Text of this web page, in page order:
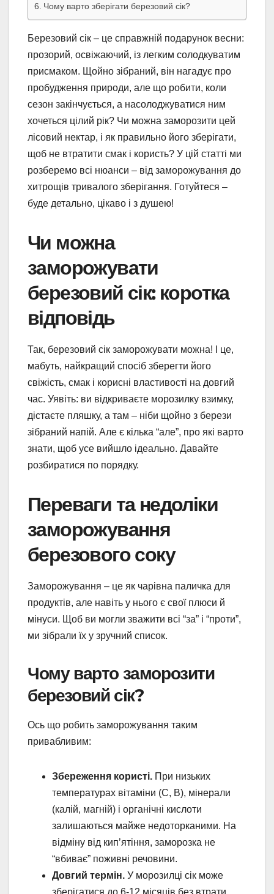
Чому варто зберігати березовий сік?
Березовий сік – це справжній подарунок весни:
прозорий, освіжаючий, із легким солодкуватим
присмаком. Щойно зібраний, він нагадує про
пробудження природи, але що робити, коли
сезон закінчується, а насолоджуватися ним
хочеться цілий рік? Чи можна заморозити цей
лісовий нектар, і як правильно його зберігати,
щоб не втратити смак і користь? У цій статті ми
розберемо всі нюанси – від заморожування до
хитрощів тривалого зберігання. Готуйтеся –
буде детально, цікаво і з душею!
Чи можна
заморожувати
березовий сік: коротка
відповідь
Так, березовий сік заморожувати можна! І це,
мабуть, найкращий спосіб зберегти його
свіжість, смак і корисні властивості на довгий
час. Уявіть: ви відкриваєте морозилку взимку,
дістаєте пляшку, а там – ніби щойно з берези
зібраний напій. Але є кілька “але”, про які варто
знати, щоб усе вийшло ідеально. Давайте
розбиратися по порядку.
Переваги та недоліки
заморожування
березового соку
Заморожування – це як чарівна паличка для
продуктів, але навіть у нього є свої плюси й
мінуси. Щоб ви могли зважити всі “за” і “проти”,
ми зібрали їх у зручний список.
Чому варто заморозити
березовий сік?
Ось що робить заморожування таким
привабливим:
Збереження користі. При низьких
температурах вітаміни (С, В), мінерали
(калій, магній) і органічні кислоти
залишаються майже недоторканими. На
відміну від кип’ятіння, заморозка не
“вбиває” поживні речовини.
Довгий термін. У морозилці сік може